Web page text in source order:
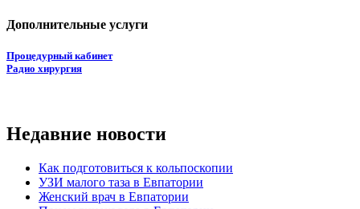
Дополнительные услуги
Процедурный кабинет
Радио хирургия
Недавние новости
Как подготовиться к кольпоскопии
УЗИ малого таза в Евпатории
Женский врач в Евпатории